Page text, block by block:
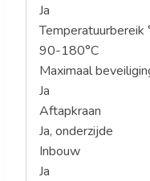
Ja
Temperatuurbereik
90-180°C
Maximaal
Ja
Aftapkraan
Ja, onderzijde
Inbouw
Ja